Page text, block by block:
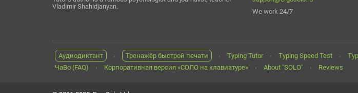
Vladimir Shahidjanyan.
We work 24/7
Аудиодиктант Тренажёр быстрой печати Typing Tutor Typing Speed Test
ЧаВо (FAQ)
Корпоративная версия «СОЛО на клавиатуре» About "SOLO" Reviews